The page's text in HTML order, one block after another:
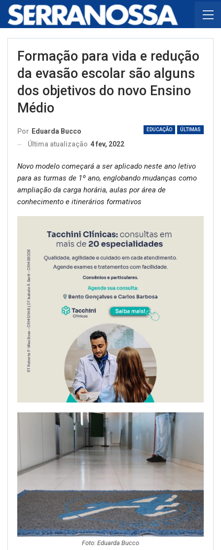
Formação para vida e redução
da evasão escolar são alguns
dos objetivos do novo Ensino
Médio
EDUCAÇÃO ÚLTIMAS
Por Eduarda Bucco
Última atualização 4 fev, 2022
Novo modelo começará a ser aplicado neste ano letivo
para as turmas de 1º ano, englobando mudanças como
ampliação da carga horária, aulas por área de
conhecimento e itinerários formativos
Foto: Eduarda Bucco